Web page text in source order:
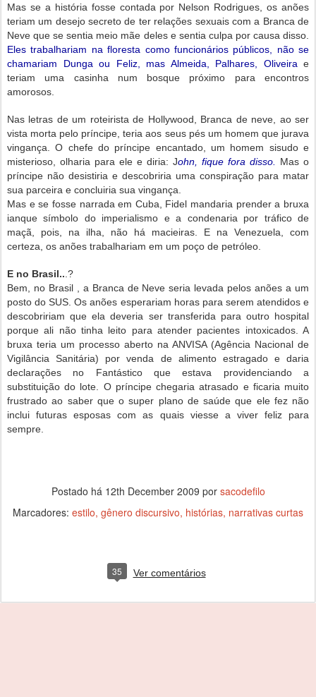
Mas se a história fosse contada por Nelson Rodrigues, os anões
teriam um desejo secreto de ter relações sexuais com a Branca de
Neve que se sentia meio mãe deles e sentia culpa por causa disso.
Eles trabalhariam na floresta como funcionários públicos, não se
chamariam Dunga ou Feliz, mas Almeida, Palhares, Oliveira e
teriam uma casinha num bosque próximo para encontros
amorosos.
Nas letras de um roteirista de Hollywood, Branca de neve, ao ser
vista morta pelo príncipe, teria aos seus pés um homem que jurava
vingança. O chefe do príncipe encantado, um homem sisudo e
misterioso, olharia para ele e diria: John, fique fora disso.
Mas o
príncipe não desistiria e descobriria uma conspiração para matar
sua parceira e concluiria sua vingança.
Mas e se fosse narrada em Cuba, Fidel mandaria prender a bruxa
ianque símbolo do imperialismo e a condenaria por tráfico de
maçã, pois, na ilha, não há macieiras. E na Venezuela, com
certeza, os anões trabalhariam em um poço de petróleo.
E no Brasil.. .?
Bem, no Brasil , a Branca de Neve seria levada pelos anões a um
posto do SUS. Os anões esperariam horas para serem atendidos e
descobririam que ela deveria ser transferida para outro hospital
porque ali não tinha leito para atender pacientes intoxicados. A
bruxa teria um processo aberto na ANVISA (Agência Nacional de
Vigilância Sanitária) por venda de alimento estragado e daria
declarações no Fantástico que estava providenciando a
substituição do lote. O príncipe chegaria atrasado e ficaria muito
frustrado ao saber que o super plano de saúde que ele fez não
inclui futuras esposas com as quais viesse a viver feliz para
sempre.
Postado há 12th December 2009 por sacodefilo
Marcadores: estilo gênero discursivo histórias narrativas curtas
35 Ver comentários